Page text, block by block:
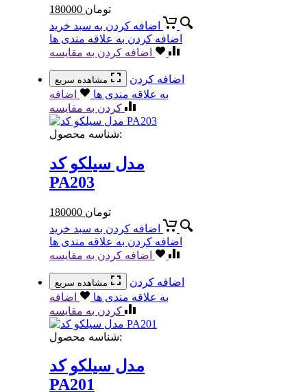
180000 تومان
اضافه کردن به سبد خرید
اضافه کردن به علاقه مندی ها
اضافه کردن به مقایسه
مشاهده سریع
اضافه کردن
به علاقه مندی ها
اضافه
کردن به مقایسه
شناسه محصول:
مدل سیلکو کد
PA203
180000 تومان
اضافه کردن به سبد خرید
اضافه کردن به علاقه مندی ها
اضافه کردن به مقایسه
مشاهده سریع
اضافه کردن
به علاقه مندی ها
اضافه
کردن به مقایسه
شناسه محصول:
مدل سیلکو کد
PA201